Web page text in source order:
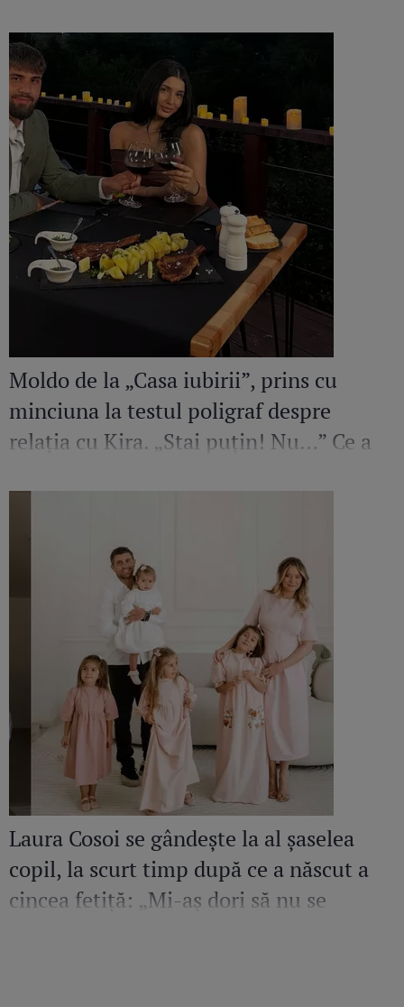
Moldo de la „Casa iubirii”, prins cu
minciuna la testul poligraf despre
relația cu Kira. „Stai puțin! Nu…” Ce a
Laura Cosoi se gândește la al șaselea
copil, la scurt timp după ce a născut a
cincea fetiță: „Mi-aș dori să nu se